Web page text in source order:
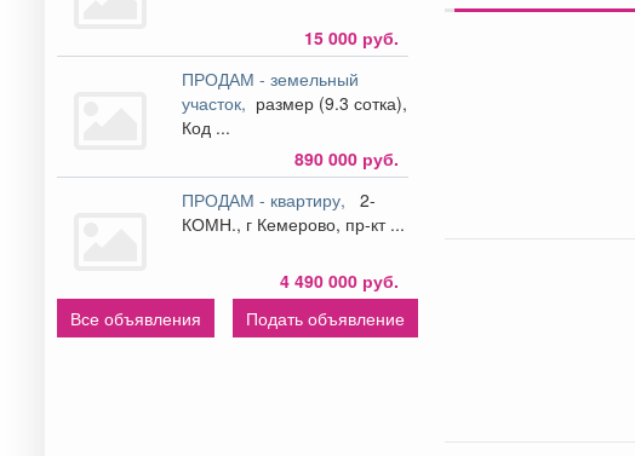
15 000 руб.
ПРОДАМ - земельный
участок, размер (9.3 сотка),
Код ...
890 000 руб.
ПРОДАМ - квартиру,
2-
КОМН., г Кемерово, пр-кт ...
4 490 000 руб.
Все объявления
Подать объявление